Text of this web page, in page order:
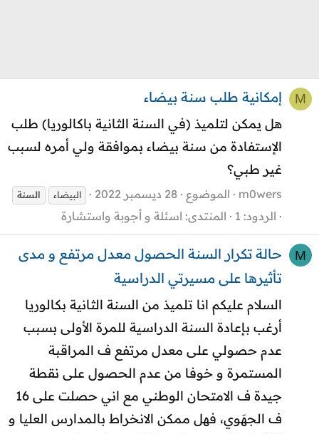
M إمكانية طلب سنة بيضاء
هل يمكن لتلميذ (في السنة الثانية باكالوريا) طلب
الإستفادة من سنة بيضاء بموافقة ولي أمره لسبب
غير طبي؟
m0wers الموضوع 28 ديسمبر 2022 البيضاء السنة
الردود: 1 المنتدى: اسئلة و أجوبة واستشارة
M
حالة تكرار السنة الحصول معدل مرتفع و مدى
تأثيرها على مسيرتي الدراسية
السلام عليكم انا تلميذ من السنة الثانية بكالوريا
أرغب بإعادة السنة الدراسية للمرة الأولى بسبب
عدم حصولي على معدل مرتفع ف المراقبة
المستمرة و خوفا من عدم الحصول على نقطة
جيدة ف الامتحان الوطني مع اني حصلت على 16
ف الجهَوي، فهل ممكن الانخراط بالمدارس العليا و